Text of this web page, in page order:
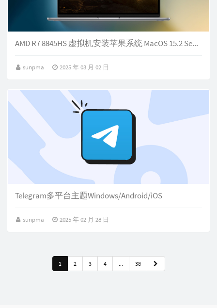
AMD R7 8845HS 虚拟机安装苹果系统 MacOS 15.2 Sequoia
sunpma 2025 年 03 月 02 日
Telegram多平台主题Windows/Android/iOS
sunpma 2025 年 02 月 28 日
1 2 3 4 ... 38